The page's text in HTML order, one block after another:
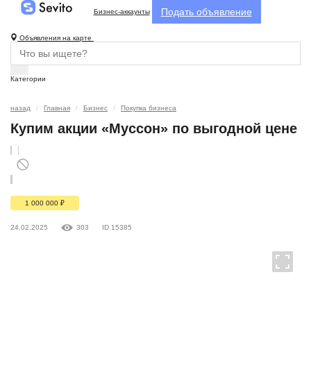
Бизнес-аккаунты Подать объявление
Объявления на карте
Категории
назад Главная Бизнес Покупка бизнеса
Купим акции «Муссон» по выгодной цене
1 000 000 ₽
24.02.2025 303 ID 15385